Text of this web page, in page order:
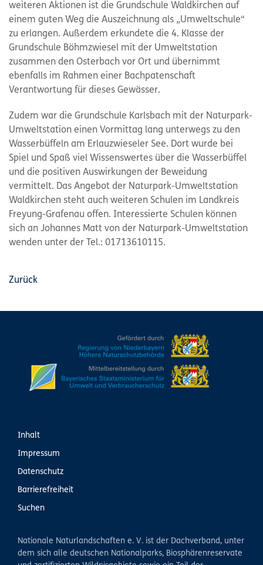
weiteren Aktionen ist die Grundschule Waldkirchen auf
einem guten Weg die Auszeichnung als „Umweltschule“
zu erlangen. Außerdem erkundete die 4. Klasse der
Grundschule Böhmzwiesel mit der Umweltstation
zusammen den Osterbach vor Ort und übernimmt
ebenfalls im Rahmen einer Bachpatenschaft
Verantwortung für dieses Gewässer.
Zudem war die Grundschule Karlsbach mit der Naturpark-
Umweltstation einen Vormittag lang unterwegs zu den
Wasserbüffeln am Erlauzwieseler See. Dort wurde bei
Spiel und Spaß viel Wissenswertes über die Wasserbüffel
und die positiven Auswirkungen der Beweidung
vermittelt. Das Angebot der Naturpark-Umweltstation
Waldkirchen steht auch weiteren Schulen im Landkreis
Freyung-Grafenau offen. Interessierte Schulen können
sich an Johannes Matt von der Naturpark-Umweltstation
wenden unter der Tel.: 01713610115.
Zurück
Inhalt
Impressum
Datenschutz
Barrierefreiheit
Suchen
Nationale Naturlandschaften e. V. ist der Dachverband, unter
dem sich alle deutschen Nationalparks, Biosphärenreservate